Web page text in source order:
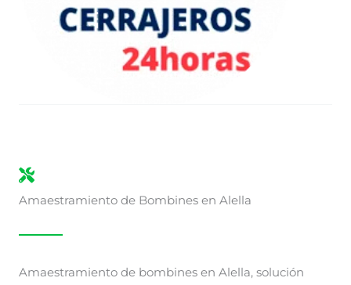
Amaestramiento de Bombines en Alella
Amaestramiento de bombines en Alella, solución